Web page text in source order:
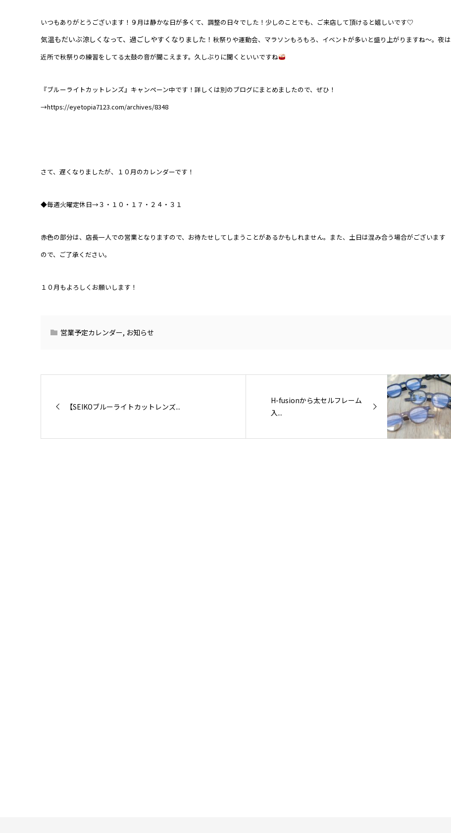
いつもありがとうございます！９月は静かな日が多くて、調整の日々でした！少しのことでも、ご来店して頂けると嬉しいです♡
気温もだいぶ涼しくなって、過ごしやすくなりました！ 秋祭りや運動会、マラソンもろもろ、イベントが多いと盛り上がりますね～。夜は
近所で秋祭りの練習をしてる太鼓の音が聞こえます。久しぶりに聞くといいですね
『ブルーライトカットレンズ』キャンペーン中です！詳しくは別のブログにまとめましたので、ぜひ！
→https://eyetopia7123.com/archives/8348
さて、遅くなりましたが、１０月のカレンダーです！
◆毎週火曜定休日→３・１０・１７・２４・３１
赤色の部分は、店長一人での営業となりますので、お待たせしてしまうことがあるかもしれません。また、土日は混み合う場合がございます
ので、ご了承ください。
１０月もよろしくお願いします！
営業予定カレンダー, お知らせ
【SEIKOブルーライトカットレンズ...
H-fusionから太セルフレーム
入...